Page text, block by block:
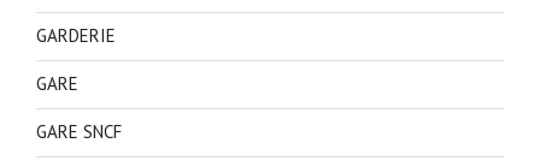
GARDERIE
GARE
GARE SNCF